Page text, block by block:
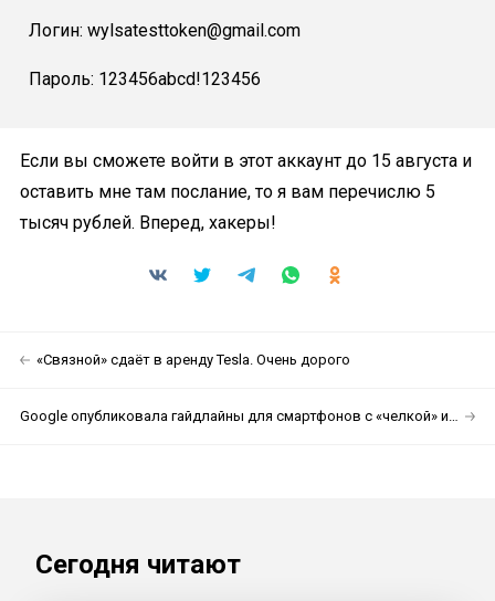
Логин: wylsatesttoken@gmail.com
Пароль: 123456abcd!123456
Если вы сможете войти в этот аккаунт до 15 августа и
оставить мне там послание, то я вам перечислю 5
тысяч рублей. Вперед, хакеры!
«Связной» сдаёт в аренду Tesla. Очень дорого
Google опубликовала гайдлайны для смартфонов с «челкой» и Android P
Сегодня читают